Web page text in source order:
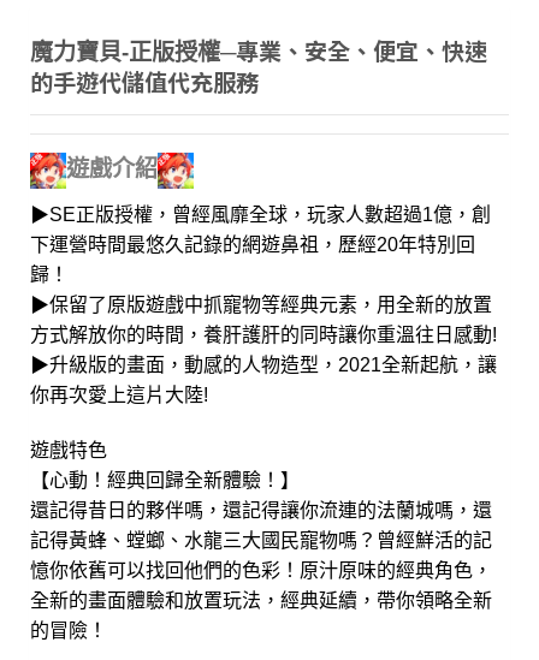
魔力寶貝-正版授權─專業、安全、便宜、快速
的手遊代儲值代充服務
遊戲介紹
▶SE正版授權，曾經風靡全球，玩家人數超過1億，創
下運營時間最悠久記錄的網遊鼻祖，歷經20年特別回
歸！
▶保留了原版遊戲中抓寵物等經典元素，用全新的放置
方式解放你的時間，養肝護肝的同時讓你重溫往日感動!
▶升級版的畫面，動感的人物造型，2021全新起航，讓
你再次愛上這片大陸!
遊戲特色
【心動！經典回歸全新體驗！】
還記得昔日的夥伴嗎，還記得讓你流連的法蘭城嗎，還
記得黃蜂、螳螂、水龍三大國民寵物嗎？曾經鮮活的記
憶你依舊可以找回他們的色彩！原汁原味的經典角色，
全新的畫面體驗和放置玩法，經典延續，帶你領略全新
的冒險！